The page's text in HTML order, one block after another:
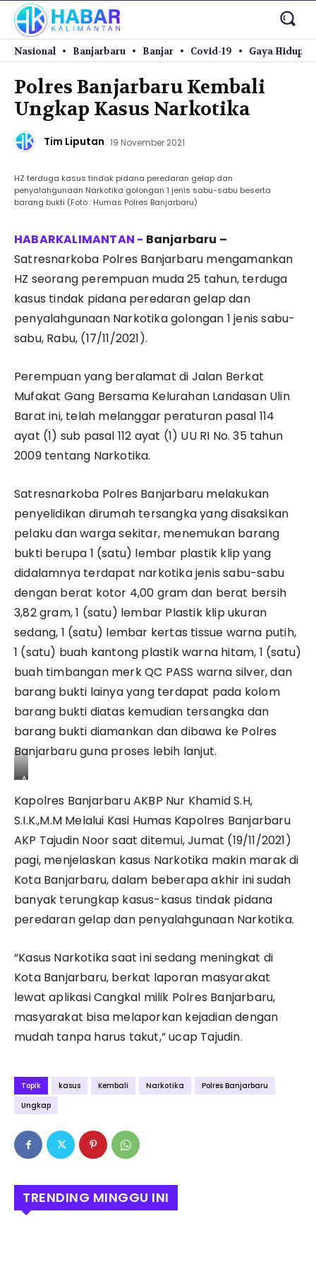
Nasional Banjarbaru Banjar Covid-19 Gaya Hidup
Polres Banjarbaru Kembali
Ungkap Kasus Narkotika
Tim Liputan 19 November 2021
HZ terduga kasus tindak pidana peredaran gelap dan
penyalahgunaan Narkotika golongan 1 jenis sabu-sabu beserta
barang bukti (Foto : Humas Polres Banjarbaru)
Banjarbaru –
Satresnarkoba Polres Banjarbaru mengamankan
HZ seorang perempuan muda 25 tahun, terduga
kasus tindak pidana peredaran gelap dan
penyalahgunaan Narkotika golongan 1 jenis sabu-
sabu, Rabu, (17/11/2021).
Perempuan yang beralamat di Jalan Berkat
Mufakat Gang Bersama Kelurahan Landasan Ulin
Barat ini, telah melanggar peraturan pasal 114
ayat (1) sub pasal 112 ayat (1) UU RI No. 35 tahun
2009 tentang Narkotika.
Satresnarkoba Polres Banjarbaru melakukan
penyelidikan dirumah tersangka yang disaksikan
pelaku dan warga sekitar, menemukan barang
bukti berupa 1 (satu) lembar plastik klip yang
didalamnya terdapat narkotika jenis sabu-sabu
dengan berat kotor 4,00 gram dan berat bersih
3,82 gram, 1 (satu) lembar Plastik klip ukuran
sedang, 1 (satu) lembar kertas tissue warna putih,
1 (satu) buah kantong plastik warna hitam, 1 (satu)
buah timbangan merk QC PASS warna silver, dan
barang bukti lainya yang terdapat pada kolom
barang bukti diatas kemudian tersangka dan
barang bukti diamankan dan dibawa ke Polres
Banjarbaru guna proses lebih lanjut.
A
P
T
a
j
d
i
n
N
o
a
s
i
H
m
a
s
l
r
e
s
B
a
r
b
a
Kapolres Banjarbaru AKBP Nur Khamid S.H,
S.I.K.,M.M Melalui Kasi Humas Kapolres Banjarbaru
AKP Tajudin Noor saat ditemui, Jumat (19/11/2021)
pagi, menjelaskan kasus Narkotika makin marak di
Kota Banjarbaru, dalam beberapa akhir ini sudah
banyak terungkap kasus-kasus tindak pidana
peredaran gelap dan penyalahgunaan Narkotika.
“Kasus Narkotika saat ini sedang meningkat di
Kota Banjarbaru, berkat laporan masyarakat
lewat aplikasi Cangkal milik Polres Banjarbaru,
masyarakat bisa melaporkan kejadian dengan
mudah tanpa harus takut,” ucap Tajudin.
Topik kasus Kembali Narkotika
Polres Banjarbaru
Ungkap
TRENDING MINGGU INI